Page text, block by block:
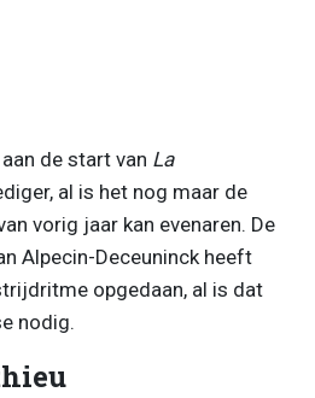
de start van La
al is het nog maar de
vorig jaar kan evenaren. De
Alpecin-Deceuninck heeft
opgedaan, al is dat
nodig.